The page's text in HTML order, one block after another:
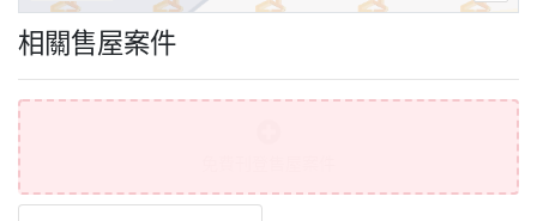
相關售屋案件